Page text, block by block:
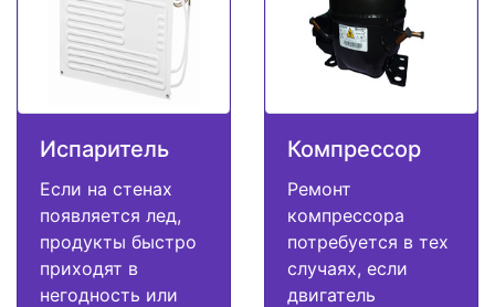
Испаритель
Если на стенах
появляется лед,
продукты быстро
приходят в
негодность или
Компрессор
Ремонт
компрессора
потребуется в тех
случаях, если
двигатель